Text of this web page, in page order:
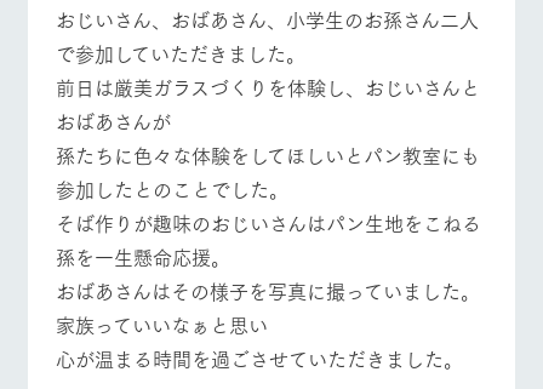
営業時
間・料金
交通アク
セス
よくいた
だく質問
団体のお
客様へ
ペットを
お連れの
お客様へ
お問い合
わせ・資
料請求
レストラ
ン
牧場の生産品を
知り尽くした料
理人が腕を振
い、ビュッフェ
スタイルで提供
／お買い
物
た生産品をはじ
め、牧場産の逸
品を取り揃えた
店舗
プ
ウンロード
周遊バス
牧場内を巡る周
遊バスのご案内
お問い合わせ・資料請求
生産品カタログ・資料DL
English (Google Translate)
ネットショップ
動物とふれあう アクティビティ/体験 ショップ/お買い物
牧場マップを見る 周遊バス
営業時間・料金
よくあるご質問
団体のお客様へ
おじいさん、おばあさん、小学生のお孫さん二人
で参加していただきました。
前日は厳美ガラスづくりを体験し、おじいさんと
おばあさんが
孫たちに色々な体験をしてほしいとパン教室にも
参加したとのことでした。
そば作りが趣味のおじいさんはパン生地をこねる
孫を一生懸命応援。
おばあさんはその様子を写真に撮っていました。
家族っていいなぁと思い
心が温まる時間を過ごさせていただきました。